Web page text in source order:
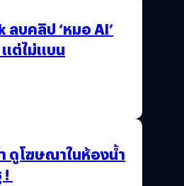
ลบคลิป ‘หมอ AI’
ต่ไม่แบน
ดูโฆษณาในห้องน้ำ
!